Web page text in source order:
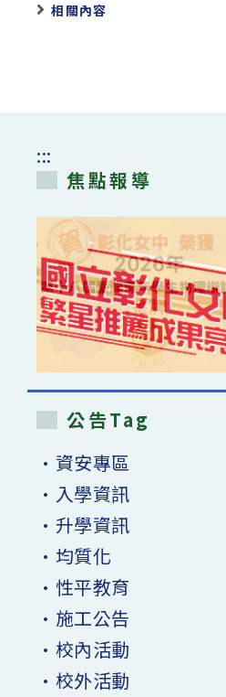
相關內容
:::
焦點報導
公告Tag
•資安專區
•入學資訊
•升學資訊
•均質化
•性平教育
•施工公告
•校內活動
•校外活動